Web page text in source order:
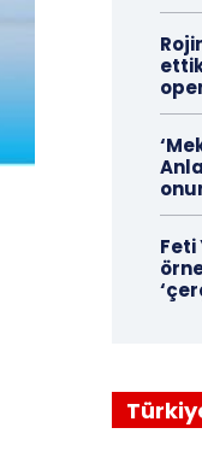
Feti